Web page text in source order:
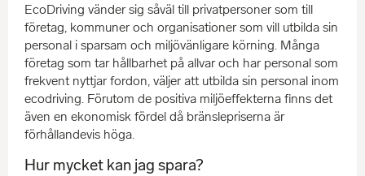
EcoDriving vänder sig såväl till privatpersoner som till
företag, kommuner och organisationer som vill utbilda sin
personal i sparsam och miljövänligare körning. Många
företag som tar hållbarhet på allvar och har personal som
frekvent nyttjar fordon, väljer att utbilda sin personal inom
ecodriving. Förutom de positiva miljöeffekterna finns det
även en ekonomisk fördel då bränslepriserna är
förhållandevis höga.
Hur mycket kan jag spara?